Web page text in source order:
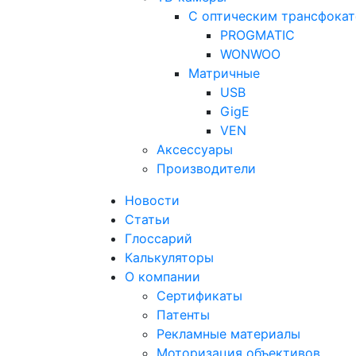
С оптическим
PROGMATIC
WONWOO
Матричные
USB
GigE
VEN
Аксессуары
Производители
Новости
Статьи
Глоссарий
Калькуляторы
О компании
Сертификаты
Патенты
Рекламные материалы
Моторизация объективов